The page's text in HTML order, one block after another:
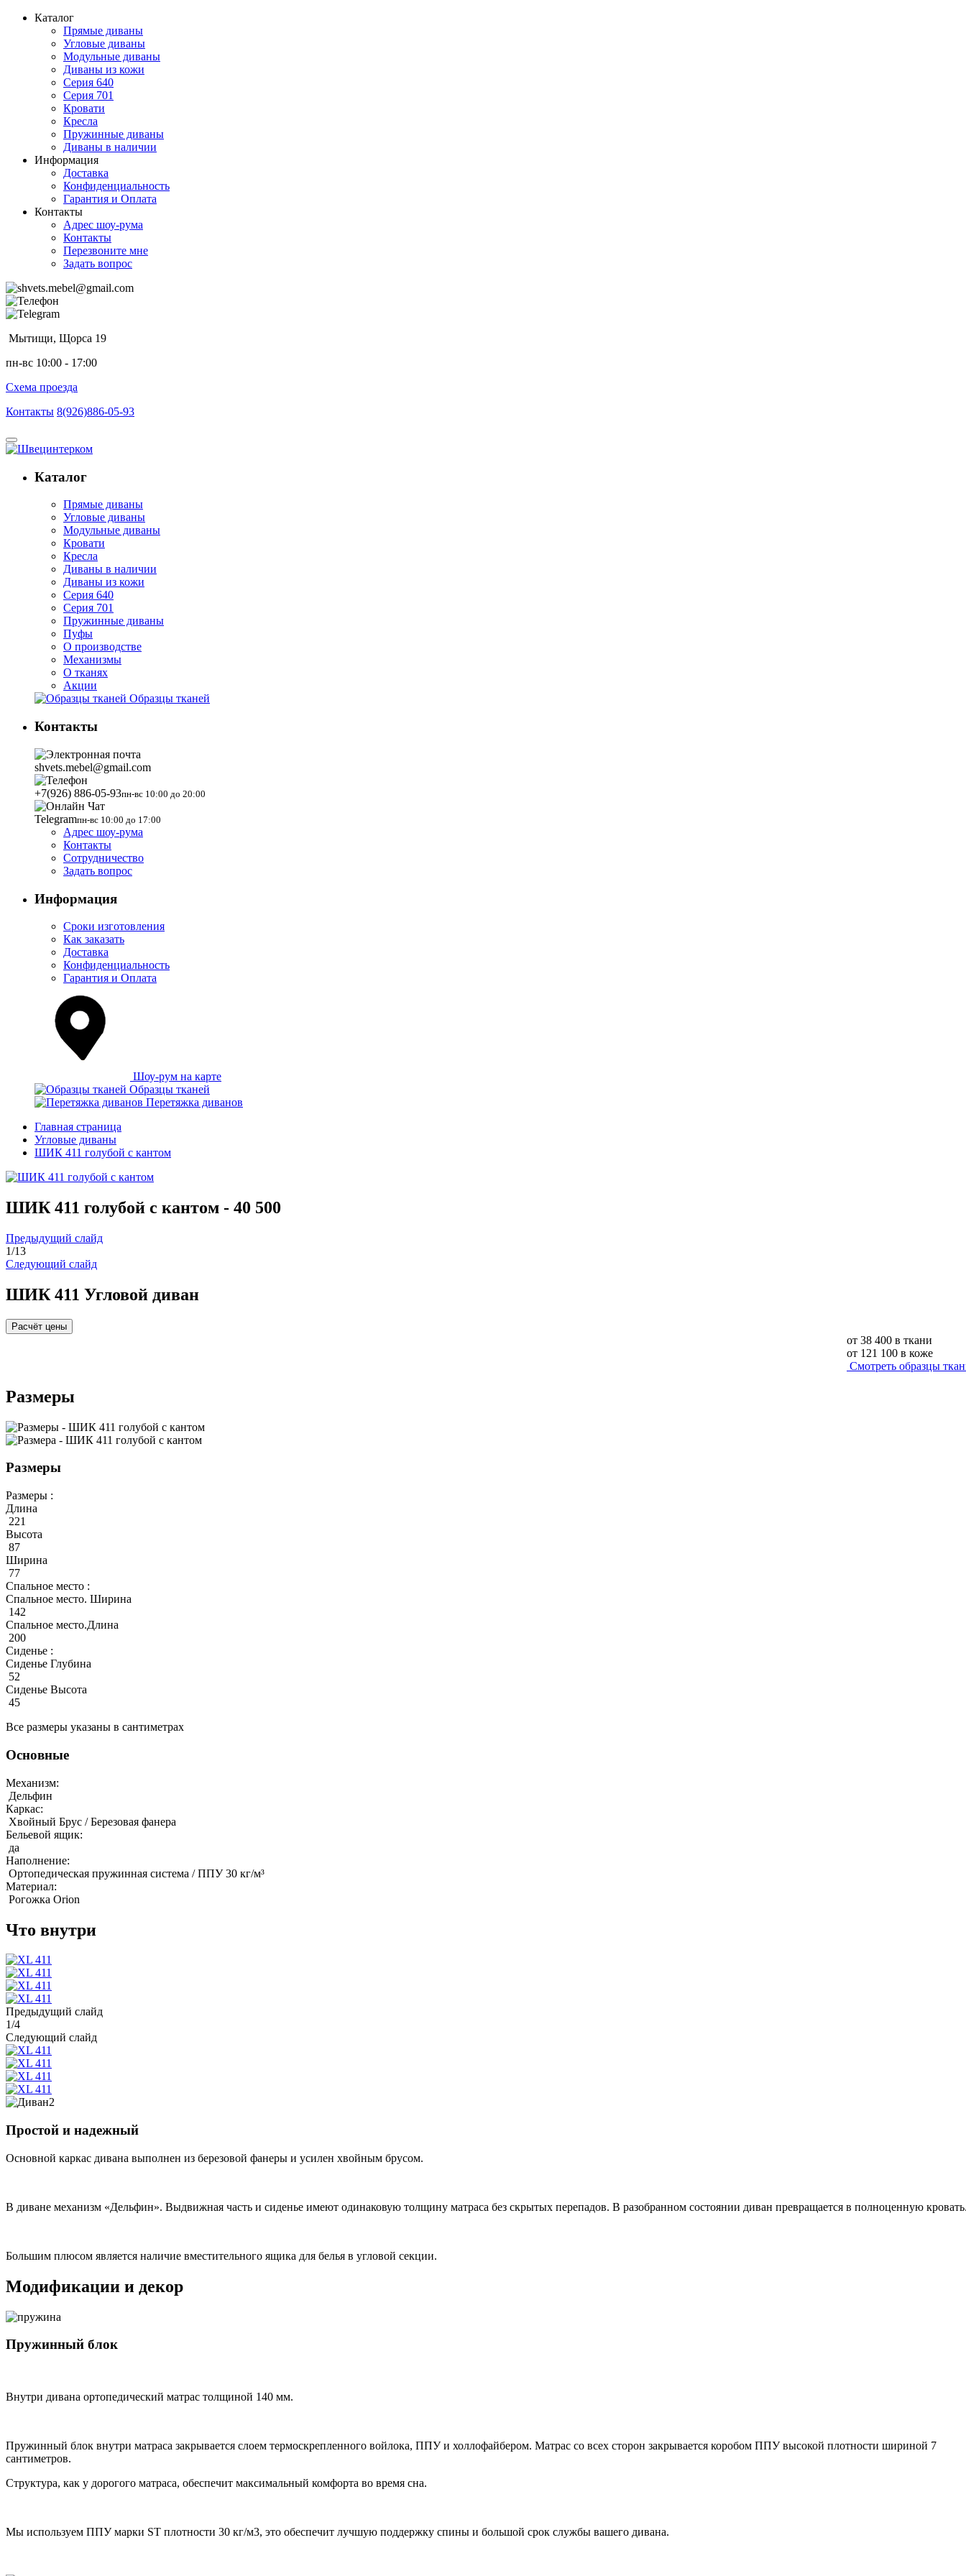
Каталог
Прямые диваны
Угловые диваны
Модульные диваны
Диваны из кожи
Серия 640
Серия 701
Кровати
Кресла
Пружинные диваны
Диваны в наличии
Информация
Доставка
Конфиденциальность
Гарантия и Оплата
Контакты
Адрес шоу-рума
Контакты
Перезвоните мне
Задать вопрос
Мытищи, Щорса 19
пн-вс 10:00 - 17:00
Схема проезда
Контакты 8(926)886-05-93
Каталог
Прямые диваны
Угловые диваны
Модульные диваны
Кровати
Кресла
Диваны в наличии
Диваны из кожи
Серия 640
Серия 701
Пружинные диваны
Пуфы
О производстве
Механизмы
О тканях
Акции
Образцы тканей
Контакты
shvets.mebel@gmail.com
+7(926) 886-05-93пн-вс 10:00 до 20:00
Telegramпн-вс 10:00 до 17:00
Адрес шоу-рума
Контакты
Сотрудничество
Задать вопрос
Информация
Сроки изготовления
Как заказать
Доставка
Конфиденциальность
Гарантия и Оплата
Шоу-рум на карте
Образцы тканей
Перетяжка диванов
Главная страница
Угловые диваны
ШИК 411 голубой с кантом
ШИК 411 голубой с кантом - 40 500
Предыдущий слайд
1/13
Следующий слайд
ШИК 411 Угловой диван
Расчёт цены
от 38 400 в ткани
от 121 100 в коже
Смотреть образцы
Размеры
Размеры
Размеры :
Длина
221
Высота
87
Ширина
77
Спальное место :
Спальное место. Ширина
142
Спальное место.Длина
200
Сиденье :
Сиденье Глубина
52
Сиденье Высота
45
Все размеры указаны в сантиметрах
Основные
Механизм:
Дельфин
Каркас:
Хвойный Брус / Березовая фанера
Бельевой ящик:
да
Наполнение:
Ортопедическая пружинная система / ППУ 30 кг/м³
Материал:
Рогожка Orion
Что внутри
Предыдущий слайд
1/4
Следующий слайд
Простой и надежный
Основной каркас дивана выполнен из березовой фанеры и усилен хвойным брусом.
В диване механизм «Дельфин». Выдвижная часть и сиденье имеют одинаковую толщину матраса без скрытых перепадов. В разобранном состоянии диван превращается в полноценную
Большим плюсом является наличие вместительного ящика для белья в угловой секции.
Модификации и декор
Пружинный блок
Внутри дивана ортопедический матрас толщиной 140 мм.
Пружинный блок внутри матраса закрывается слоем термоскрепленного войлока, ППУ и холлофайбером. Матрас со всех сторон закрывается коробом ППУ высокой плотности шириной 7
сантиметров.
Структура, как у дорогого матраса, обеспечит максимальный комфорта во время сна.
Мы используем ППУ марки ST плотности 30 кг/м3, это обеспечит лучшую поддержку спины и большой срок службы вашего дивана.